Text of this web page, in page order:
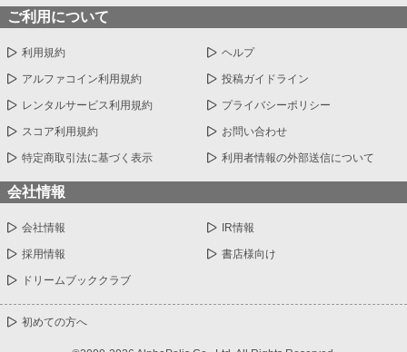
ご利用について
利用規約 ヘルプ
アルファコイン利用規約 投稿ガイドライン
レンタルサービス利用規約 プライバシーポリシー
スコア利用規約 お問い合わせ
特定商取引法に基づく表示 利用者情報の外部送信について
会社情報
会社情報 IR情報
採用情報 書店様向け
ドリームブッククラブ
初めての方へ